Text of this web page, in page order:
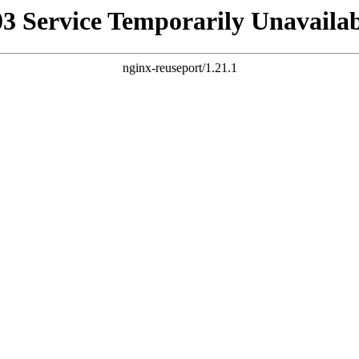
Service Temporarily
nginx-reuseport/1.21.1